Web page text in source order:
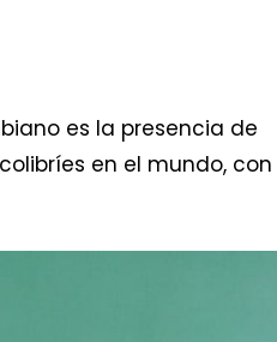
es la presencia de
en el mundo, con